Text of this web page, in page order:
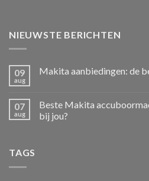
NIEUWSTE BERICHTEN
09
aug
Makita aanbiedingen: de
07
aug
Beste Makita
bij jou?
TAGS